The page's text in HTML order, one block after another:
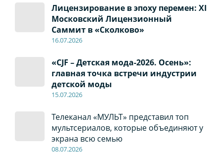
Лицензирование в эпоху перемен: XI
Московский Лицензионный
Саммит в «Сколково»
16.07.2026
«CJF – Детская мода-2026. Осень»:
главная точка встречи индустрии
детской моды
15.07.2026
Телеканал «МУЛЬТ» представил топ
мультсериалов, которые объединяют у
экрана всю семью
08.07.2026